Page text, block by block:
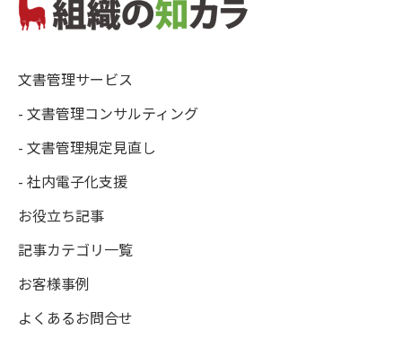
文書管理サービス
- 文書管理コンサルティング
- 文書管理規定見直し
- 社内電子化支援
お役立ち記事
記事カテゴリ一覧
お客様事例
よくあるお問合せ